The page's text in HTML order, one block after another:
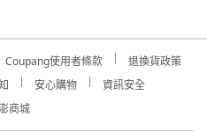
Coupang使用者條款
退換貨政策
安心購物
資訊安全
商城